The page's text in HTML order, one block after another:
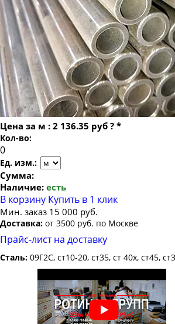
Труба бесшовная 22
Труба бесшовная 24
Труба бесшовная 25
Труба бесшовная 26
Труба бесшовная 27
Труба бесшовная 28
Труба бесшовная 30
Труба бесшовная 32
Труба бесшовная 35
Труба бесшовная 36
Труба бесшовная 38
Труба бесшовная 40
Труба бесшовная 42
Труба бесшовная 45
Труба бесшовная 48
Труба бесшовная 50
Труба бесшовная 51
Цена за м : 2 136.35 руб ? *
Кол-во:
Ед. изм.:
Сумма:
Наличие: есть
В корзину Купить в 1 клик
Мин. заказ 15 000 руб.
Доставка: от 3500 руб. по Москве
Прайс-лист на доставку
Сталь: 09Г2С, ст10-20, ст35, ст 40х, ст45,